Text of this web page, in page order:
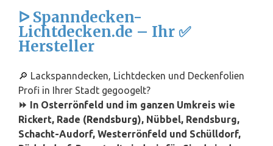
ᐅ Spanndecken-
Lichtdecken.de – Ihr ✅
Hersteller
🔎 Lackspanndecken, Lichtdecken und Deckenfolien
Profi in Ihrer Stadt gegoogelt?
⏩ In Osterrönfeld und im ganzen Umkreis wie
Rickert, Rade (Rendsburg), Nübbel, Rendsburg,
Schacht-Audorf, Westerrönfeld und Schülldorf,